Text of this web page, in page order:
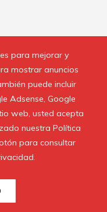
para mejorar y
mostrar anuncios
puede incluir
Adsense, Google
web, usted acepta
nuestra Política
para consultar